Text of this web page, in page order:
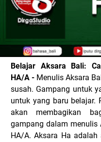
Belajar Aksara Bali:
HA/A - Menulis Aksara
susah. Gampang untuk
untuk yang baru belajar.
akan membagikan
gampang dalam menulis
HA/A. Aksara Ha